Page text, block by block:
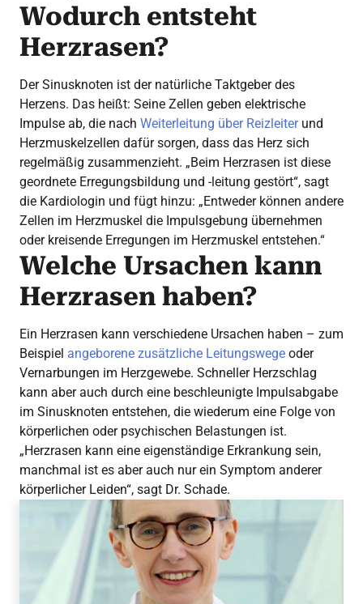
Wodurch entsteht
Herzrasen?
Der Sinusknoten ist der natürliche Taktgeber des
Herzens. Das heißt: Seine Zellen geben elektrische
Impulse ab, die nach Weiterleitung über Reizleiter und
Herzmuskelzellen dafür sorgen, dass das Herz sich
regelmäßig zusammenzieht. „Beim Herzrasen ist diese
geordnete Erregungsbildung und -leitung gestört“, sagt
die Kardiologin und fügt hinzu: „Entweder können andere
Zellen im Herzmuskel die Impulsgebung übernehmen
oder kreisende Erregungen im Herzmuskel entstehen.“
Welche Ursachen kann
Herzrasen haben?
Ein Herzrasen kann verschiedene Ursachen haben – zum
Beispiel angeborene zusätzliche Leitungswege oder
Vernarbungen im Herzgewebe. Schneller Herzschlag
kann aber auch durch eine beschleunigte Impulsabgabe
im Sinusknoten entstehen, die wiederum eine Folge von
körperlichen oder psychischen Belastungen ist.
„Herzrasen kann eine eigenständige Erkrankung sein,
manchmal ist es aber auch nur ein Symptom anderer
körperlicher Leiden“, sagt Dr. Schade.